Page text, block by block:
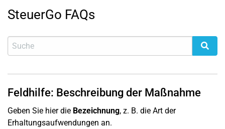
SteuerGo FAQs
Feldhilfe: Beschreibung der Maßnahme
Geben Sie hier die Bezeichnung, z. B. die Art der
Erhaltungsaufwendungen an.